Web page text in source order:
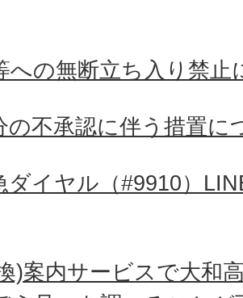
への無断立ち入り禁止
の不承認に伴う措置に
ダイヤル（#9910）
)案内サービスで大和